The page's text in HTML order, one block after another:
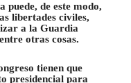
puede, de este modo,
libertades civiles,
a la Guardia
otras cosas.
tienen que
presidencial para